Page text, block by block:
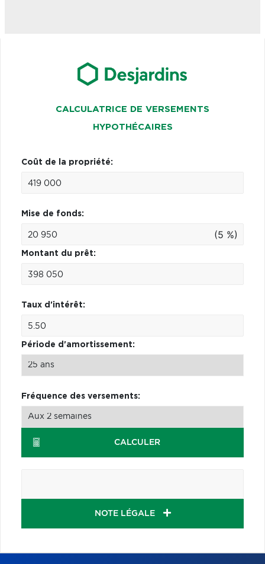
CALCULATRICE DE VERSEMENTS
HYPOTHÉCAIRES
Coût de la propriété:
Mise de fonds:
(5 %)
Montant du prêt:
Taux d'intérêt:
Période d'amortissement:
Fréquence des versements:
CALCULER
NOTE LÉGALE